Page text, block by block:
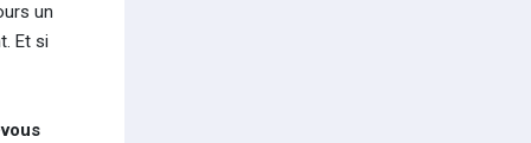
un
Et si